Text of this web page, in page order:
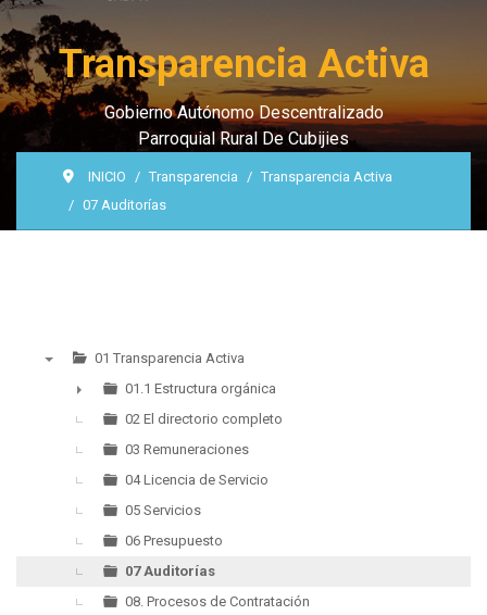
Transparencia Activa
Gobierno Autónomo Descentralizado
Parroquial Rural De Cubijies
INICIO Transparencia
Transparencia Activa
07 Auditorías
01 Transparencia Activa
►
01.1 Estructura orgánica
02 El directorio completo
03 Remuneraciones
04 Licencia de Servicio
05 Servicios
06 Presupuesto
07 Auditorías
08. Procesos de Contratación